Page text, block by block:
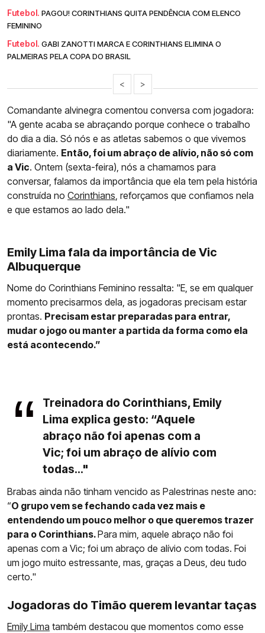
Futebol. PAGOU! CORINTHIANS QUITA PENDÊNCIA COM ELENCO
FEMININO
Futebol. GABI ZANOTTI MARCA E CORINTHIANS ELIMINA O
PALMEIRAS PELA COPA DO BRASIL
< >
Comandante alvinegra comentou conversa com jogadora:
"A gente acaba se abraçando porque conhece o trabalho
do dia a dia. Só nós e as atletas sabemos o que vivemos
diariamente. Então, foi um abraço de alívio, não só com
a Vic. Ontem (sexta-feira), nós a chamamos para
conversar, falamos da importância que ela tem pela história
construída no Corinthians , reforçamos que confiamos nela
e que estamos ao lado dela."
Emily Lima fala da importância de Vic
Albuquerque
Nome do Corinthians Feminino ressalta: "E, se em qualquer
momento precisarmos dela, as jogadoras precisam estar
prontas. Precisam estar preparadas para entrar,
mudar o jogo ou manter a partida da forma como ela
está acontecendo.”
Treinadora do Corinthians, Emily
Lima explica gesto: “Aquele
abraço não foi apenas com a
Vic; foi um abraço de alívio com
todas..."
Brabas ainda não tinham vencido as Palestrinas neste ano:
“O grupo vem se fechando cada vez mais e
entendendo um pouco melhor o que queremos trazer
para o Corinthians.Para mim, aquele abraço não foi
apenas com a Vic; foi um abraço de alívio com todas. Foi
um jogo muito estressante, mas, graças a Deus, deu tudo
certo."
Jogadoras do Timão querem levantar taças
Emily Lima também destacou que momentos como esse